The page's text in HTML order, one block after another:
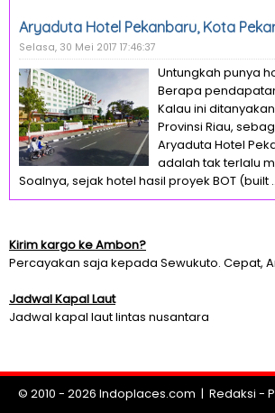
Aryaduta Hotel Pekanbaru, Kota
Selasa, 30 Mei 2017 17:46:37
Untungkah punya
Berapa
Kalau ini
Provinsi Riau,
Aryaduta Hotel
adalah tak terlalu
Soalnya, sejak hotel hasil proyek BOT (built
Kirim kargo ke Ambon?
Percayakan saja kepada Sewukuto. Cepat,
Jadwal Kapal Laut
Jadwal kapal laut lintas nusantara
© 2010 - 2026 Indoplaces.com | Redaksi -